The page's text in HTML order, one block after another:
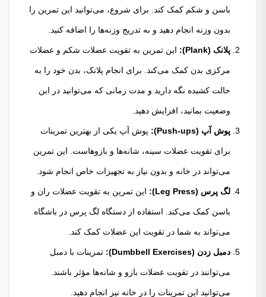
باسن و شکم کمک کند. برای شروع، می‌توانید این تمرین را
بدون وزنه انجام دهید و به تدریج وزنه‌ها را اضافه کنید.
پلانک (Plank): این تمرین به تقویت عضلات شکم و عضلات
مرکزی بدن کمک می‌کند. برای انجام پلانک، بدن خود را به
حالت کشیده نگه دارید و مدت زمانی که می‌توانید در این
وضعیت بمانید، افزایش دهید.
پوش آپ (Push-ups): پوش آپ یکی از بهترین تمرینات
برای تقویت عضلات سینه، شانه‌ها و بازوهاست. این تمرین
می‌تواند در خانه و بدون نیاز به تجهیزات خاص انجام شود.
لگ پرس (Leg Press): این تمرین به تقویت عضلات ران و
باسن کمک می‌کند. استفاده از دستگاه لگ پرس در باشگاه
می‌تواند به شما در تقویت این عضلات کمک کند.
دمبل زدن (Dumbbell Exercises): تمرینات با دمبل
می‌توانند در تقویت عضلات بازو و شانه‌ها مؤثر باشند.
می‌توانید این تمرینات را در خانه نیز انجام دهید.